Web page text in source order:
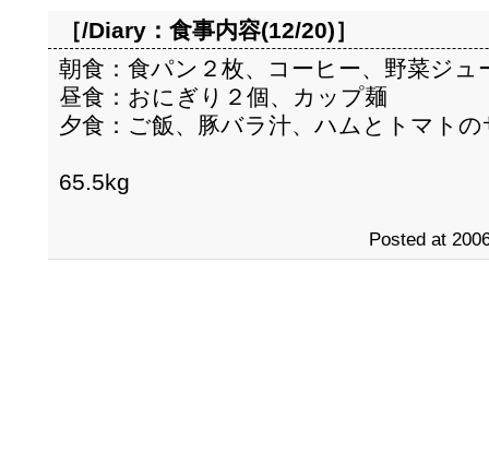
［/Diary： 食事内容(12/20)］
朝食：食パン２枚、コーヒー、野菜ジュ
昼食：おにぎり２個、カップ麺
夕食：ご飯、豚バラ汁、ハムとトマト
65.5kg
Posted at